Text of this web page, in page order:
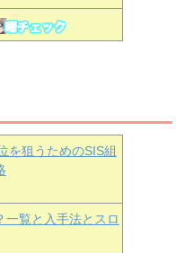
を狙うためのSIS組
一覧と入手法とスロ